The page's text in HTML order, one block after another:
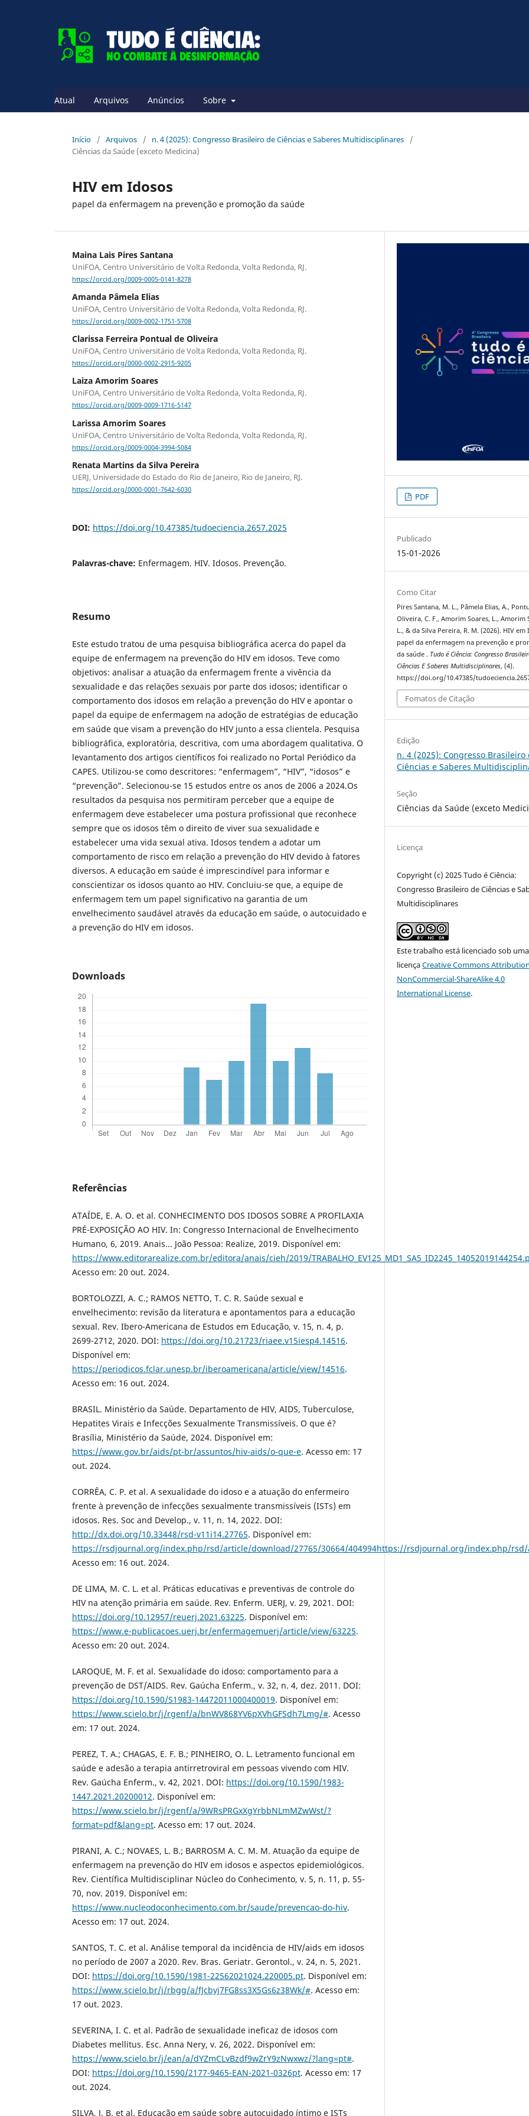
Atual Arquivos Anúncios Sobre
Início / Arquivos / n. 4 (2025): Congresso Brasileiro de Ciências e Saberes Multidisciplinares
/
Ciências da Saúde (exceto Medicina)
HIV em Idosos
papel da enfermagem na prevenção e promoção da saúde
Maina Lais Pires Santana
UniFOA, Centro Universitário de Volta Redonda, Volta Redonda, RJ.
https://orcid.org/0009-0005-0141-8278
Amanda Pâmela Elias
UniFOA, Centro Universitário de Volta Redonda, Volta Redonda, RJ.
https://orcid.org/0009-0002-1751-5708
Clarissa Ferreira Pontual de Oliveira
UniFOA, Centro Universitário de Volta Redonda, Volta Redonda, RJ.
https://orcid.org/0000-0002-2915-9205
Laiza Amorim Soares
UniFOA, Centro Universitário de Volta Redonda, Volta Redonda, RJ.
https://orcid.org/0009-0009-1716-5147
Larissa Amorim Soares
UniFOA, Centro Universitário de Volta Redonda, Volta Redonda, RJ.
https://orcid.org/0009-0004-3994-5084
Renata Martins da Silva Pereira
UERJ, Universidade do Estado do Rio de Janeiro, Rio de Janeiro, RJ.
https://orcid.org/0000-0001-7642-6030
DOI: https://doi.org/10.47385/tudoeciencia.2657.2025
Palavras-chave: Enfermagem. HIV. Idosos. Prevenção.
Resumo
Este estudo tratou de uma pesquisa bibliográfica acerca do papel da
equipe de enfermagem na prevenção do HIV em idosos. Teve como
objetivos: analisar a atuação da enfermagem frente a vivência da
sexualidade e das relações sexuais por parte dos idosos; identificar o
comportamento dos idosos em relação a prevenção do HIV e apontar o
papel da equipe de enfermagem na adoção de estratégias de educação
em saúde que visam a prevenção do HIV junto a essa clientela. Pesquisa
bibliográfica, exploratória, descritiva, com uma abordagem qualitativa. O
levantamento dos artigos científicos foi realizado no Portal Periódico da
CAPES. Utilizou-se como descritores: “enfermagem”, “HIV”, “idosos” e
“prevenção”. Selecionou-se 15 estudos entre os anos de 2006 a 2024.Os
resultados da pesquisa nos permitiram perceber que a equipe de
enfermagem deve estabelecer uma postura profissional que reconhece
sempre que os idosos têm o direito de viver sua sexualidade e
estabelecer uma vida sexual ativa. Idosos tendem a adotar um
comportamento de risco em relação a prevenção do HIV devido à fatores
diversos. A educação em saúde é imprescindível para informar e
conscientizar os idosos quanto ao HIV. Concluiu-se que, a equipe de
enfermagem tem um papel significativo na garantia de um
envelhecimento saudável através da educação em saúde, o autocuidado e
a prevenção do HIV em idosos.
Downloads
Referências
ATAÍDE, E. A. O. et al. CONHECIMENTO DOS IDOSOS SOBRE A PROFILAXIA
PRÉ-EXPOSIÇÃO AO HIV. In: Congresso Internacional de Envelhecimento
Humano, 6, 2019. Anais... João Pessoa: Realize, 2019. Disponível em:
https://www.editorarealize.com.br/editora/anais/cieh/2019/
Acesso em: 20 out. 2024.
BORTOLOZZI, A. C.; RAMOS NETTO, T. C. R. Saúde sexual e
envelhecimento: revisão da literatura e apontamentos para a educação
sexual. Rev. Ibero-Americana de Estudos em Educação, v. 15, n. 4, p.
2699-2712, 2020. DOI: https://doi.org/10.21723/riaee.v15iesp4.14516.
Disponível em:
https://periodicos.fclar.unesp.br/iberoamericana/article/view/14516.
Acesso em: 16 out. 2024.
BRASIL. Ministério da Saúde. Departamento de HIV, AIDS, Tuberculose,
Hepatites Virais e Infecções Sexualmente Transmissíveis. O que é?
Brasília, Ministério da Saúde, 2024. Disponível em:
https://www.gov.br/aids/pt-br/assuntos/hiv-aids/o-que-e. Acesso em: 17
out. 2024.
CORRÊA, C. P. et al. A sexualidade do idoso e a atuação do enfermeiro
frente à prevenção de infecções sexualmente transmissíveis (ISTs) em
idosos. Res. Soc and Develop., v. 11, n. 14, 2022. DOI:
http://dx.doi.org/10.33448/rsd-v11i14.27765. Disponível em:
https://rsdjournal.org/index.php/rsd/article/download/27765/30664/404994https://rsdjournal.org/index.php/rsd/
Acesso em: 16 out. 2024.
DE LIMA, M. C. L. et al. Práticas educativas e preventivas de controle do
HIV na atenção primária em saúde. Rev. Enferm. UERJ, v. 29, 2021. DOI:
https://doi.org/10.12957/reuerj.2021.63225. Disponível em:
https://www.e-publicacoes.uerj.br/enfermagemuerj/article/view/63225.
Acesso em: 20 out. 2024.
LAROQUE, M. F. et al. Sexualidade do idoso: comportamento para a
prevenção de DST/AIDS. Rev. Gaúcha Enferm., v. 32, n. 4, dez. 2011. DOI:
https://doi.org/10.1590/S1983-14472011000400019. Disponível em:
https://www.scielo.br/j/rgenf/a/bnWV868YV6pXVhGFSdh7Lmg/#. Acesso
em: 17 out. 2024.
PEREZ, T. A.; CHAGAS, E. F. B.; PINHEIRO, O. L. Letramento funcional em
saúde e adesão a terapia antirretroviral em pessoas vivendo com HIV.
Rev. Gaúcha Enferm., v. 42, 2021. DOI: https://doi.org/10.1590/1983-
1447.2021.20200012. Disponível em:
https://www.scielo.br/j/rgenf/a/9WRsPRGxXgYrbbNLmMZwWst/?
format=pdf&lang=pt. Acesso em: 17 out. 2024.
PIRANI, A. C.; NOVAES, L. B.; BARROSM A. C. M. M. Atuação da equipe de
enfermagem na prevenção do HIV em idosos e aspectos epidemiológicos.
Rev. Científica Multidisciplinar Núcleo do Conhecimento, v. 5, n. 11, p. 55-
70, nov. 2019. Disponível em:
https://www.nucleodoconhecimento.com.br/saude/prevencao-do-hiv.
Acesso em: 17 out. 2024.
SANTOS, T. C. et al. Análise temporal da incidência de HIV/aids em idosos
no período de 2007 a 2020. Rev. Bras. Geriatr. Gerontol., v. 24, n. 5, 2021.
DOI: https://doi.org/10.1590/1981-22562021024.220005.pt. Disponível em:
https://www.scielo.br/j/rbgg/a/fJcbyj7FG8ss3X5Gs6z38Wk/#. Acesso em:
17 out. 2023.
SEVERINA, I. C. et al. Padrão de sexualidade ineficaz de idosos com
Diabetes mellitus. Esc. Anna Nery, v. 26, 2022. Disponível em:
https://www.scielo.br/j/ean/a/dYZmCLvBzdf9wZrY9zNwxwz/?lang=pt#.
DOI: https://doi.org/10.1590/2177-9465-EAN-2021-0326pt. Acesso em: 17
out. 2024.
SILVA, J. B. et al. Educação em saúde sobre autocuidado íntimo e ISTs
PDF
Publicado
15-01-2026
Como Citar
Pires Santana, M. L., Pâmela Elias, A.,
Oliveira, C. F., Amorim Soares, L., Amorim
L., & da Silva Pereira, R. M. (2026). HIV em
papel da enfermagem na prevenção e
da saúde . Tudo é Ciência: Congresso
Ciências E Saberes Multidisciplinares, (4).
https://doi.org/10.47385/
Fomatos de Citação
Edição
n. 4 (2025): Congresso Brasileiro
Ciências e Saberes
Seção
Ciências da Saúde (exceto
Licença
Copyright (c) 2025 Tudo é Ciência:
Congresso Brasileiro de Ciências e
Multidisciplinares
Este trabalho está licenciado sob uma
licençaCreative Commons
NonCommercial-ShareAlike 4.0
International License.